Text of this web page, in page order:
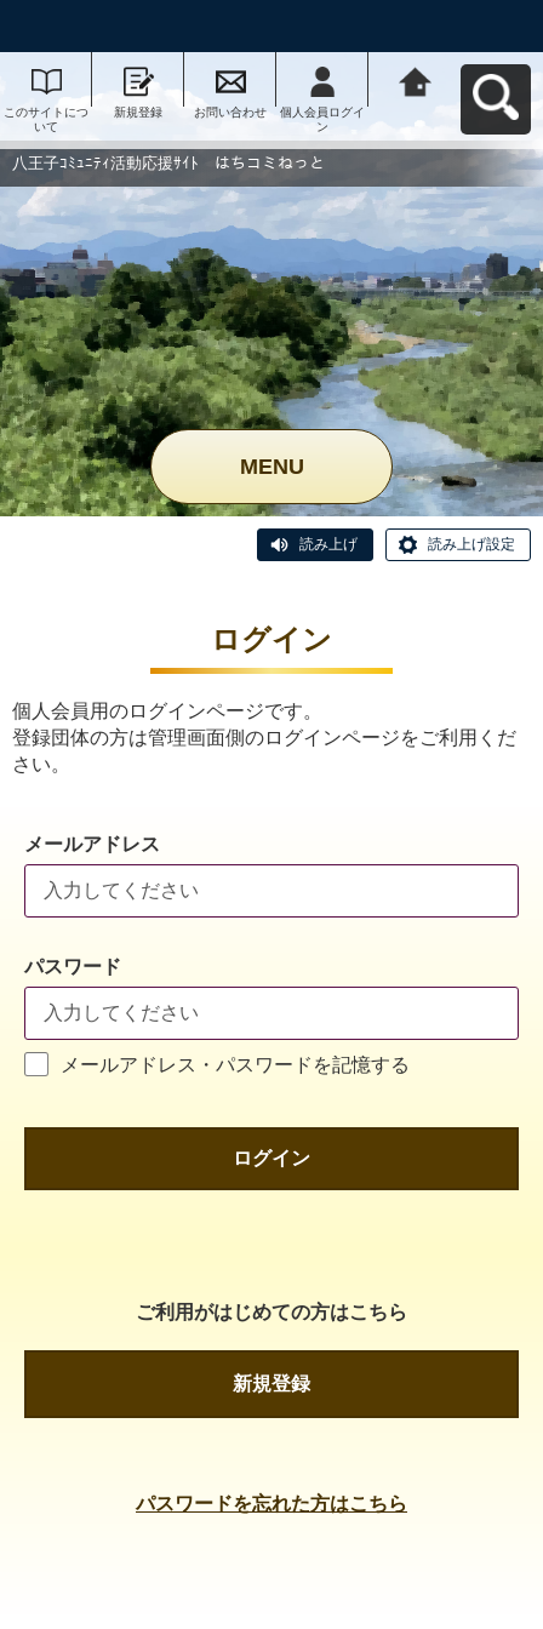
このサイトにつ
いて
新規登録 お問い合わせ
個人会員ログイ
ン
動応援ｻｲﾄ はち
コミねっとへ戻
八王子ｺﾐｭﾆﾃｨ活動応援ｻｲﾄ はちコミねっと
MENU
読み上げ 読み上げ設定
ログイン
個人会員用のログインページです。
登録団体の方は管理画面側のログインページをご利用くだ
さい。
メールアドレス
パスワード
メールアドレス・パスワードを記憶する
ログイン
ご利用がはじめての方はこちら
新規登録
パスワードを忘れた方はこちら